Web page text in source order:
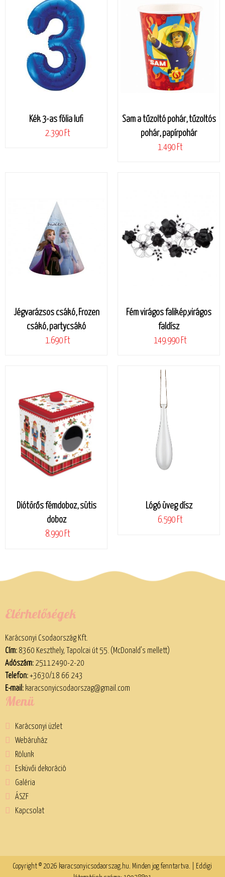
Kék 3-as fólia lufi
2.390 Ft
Sam a tűzoltó pohár, tűzoltós
pohár, papírpohár
1.490 Ft
Jégvarázsos csákó, Frozen
csákó, partycsákó
1.690 Ft
Fém virágos falikép,virágos
faldísz
149.990 Ft
Diótörős fémdoboz, sütis
doboz
8.990 Ft
Lógó üveg dísz
6.590 Ft
Elérhetőségek
Karácsonyi Csodaország Kft.
Cím:8360 Keszthely, Tapolcai út 55. (McDonald’s mellett)
Adószám:25112490-2-20
Telefon:+3630/18 66 243
E-mail: karacsonyicsodaorszag@gmail.com
Menü
Karácsonyi üzlet
Webáruház
Rólunk
Esküvői dekoráció
Galéria
ÁSZF
Kapcsolat
Copyright © 2026 karacsonyicsodaorszag.hu. Minden jog fenntartva. | Eddigi